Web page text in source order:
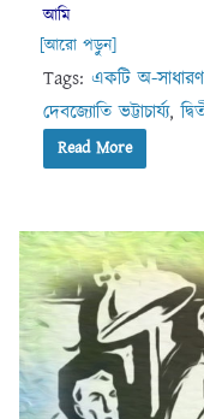
আমি
[আরো পড়ুন]
Tags: একটি অ-
দেবজ্যোতি ভট্টাচার্য্য,
Read More